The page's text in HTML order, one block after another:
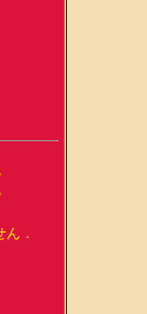
．